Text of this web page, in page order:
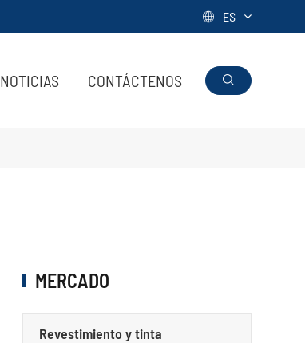
 ES
NOTICIAS CONTÁCTENOS 
MERCADO
Revestimiento y tinta